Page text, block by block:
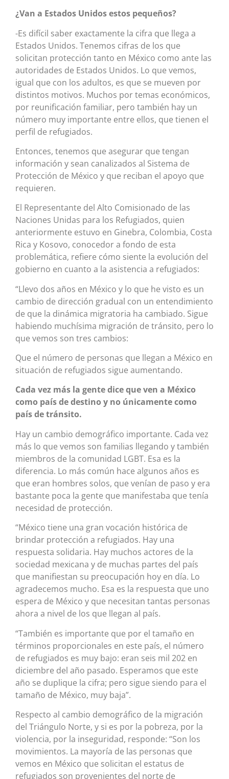
¿Van a Estados Unidos estos pequeños?
-Es difícil saber exactamente la cifra que llega a
Estados Unidos. Tenemos cifras de los que
solicitan protección tanto en México como ante las
autoridades de Estados Unidos. Lo que vemos,
igual que con los adultos, es que se mueven por
distintos motivos. Muchos por temas económicos,
por reunificación familiar, pero también hay un
número muy importante entre ellos, que tienen el
perfil de refugiados.
Entonces, tenemos que asegurar que tengan
información y sean canalizados al Sistema de
Protección de México y que reciban el apoyo que
requieren.
El Representante del Alto Comisionado de las
Naciones Unidas para los Refugiados, quien
anteriormente estuvo en Ginebra, Colombia, Costa
Rica y Kosovo, conocedor a fondo de esta
problemática, refiere cómo siente la evolución del
gobierno en cuanto a la asistencia a refugiados:
“Llevo dos años en México y lo que he visto es un
cambio de dirección gradual con un entendimiento
de que la dinámica migratoria ha cambiado. Sigue
habiendo muchísima migración de tránsito, pero lo
que vemos son tres cambios:
Que el número de personas que llegan a México en
situación de refugiados sigue aumentando.
Cada vez más la gente dice que ven a México
como país de destino y no únicamente como
país de tránsito.
Hay un cambio demográfico importante. Cada vez
más lo que vemos son familias llegando y también
miembros de la comunidad LGBT. Esa es la
diferencia. Lo más común hace algunos años es
que eran hombres solos, que venían de paso y era
bastante poca la gente que manifestaba que tenía
necesidad de protección.
“México tiene una gran vocación histórica de
brindar protección a refugiados. Hay una
respuesta solidaria. Hay muchos actores de la
sociedad mexicana y de muchas partes del país
que manifiestan su preocupación hoy en día. Lo
agradecemos mucho. Esa es la respuesta que uno
espera de México y que necesitan tantas personas
ahora a nivel de los que llegan al país.
“También es importante que por el tamaño en
términos proporcionales en este país, el número
de refugiados es muy bajo: eran seis mil 202 en
diciembre del año pasado. Esperamos que este
año se duplique la cifra; pero sigue siendo para el
tamaño de México, muy baja”.
Respecto al cambio demográfico de la migración
del Triángulo Norte, y si es por la pobreza, por la
violencia, por la inseguridad, responde: “Son los
movimientos. La mayoría de las personas que
vemos en México que solicitan el estatus de
refugiados son provenientes del norte de